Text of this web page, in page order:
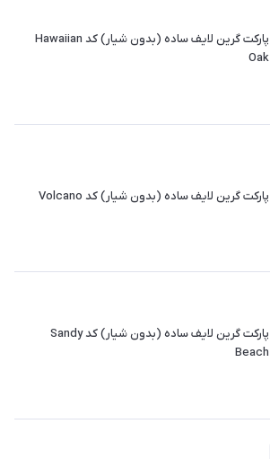
پارکت گرین لایف ساده (بدون شیار) کد Hawaiian
Oak
پارکت گرین لایف ساده (بدون شیار) کد Volcano
پارکت گرین لایف ساده (بدون شیار) کد Sandy
Beach